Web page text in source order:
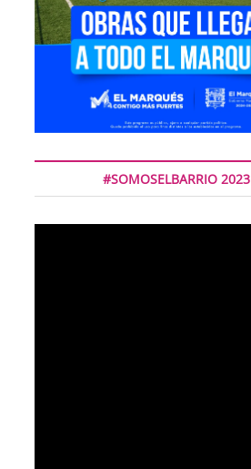
#SOMOSELBARRIO 2023